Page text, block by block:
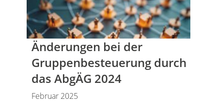
Änderungen bei der
Gruppenbesteuerung durch
das AbgÄG 2024
Februar 2025